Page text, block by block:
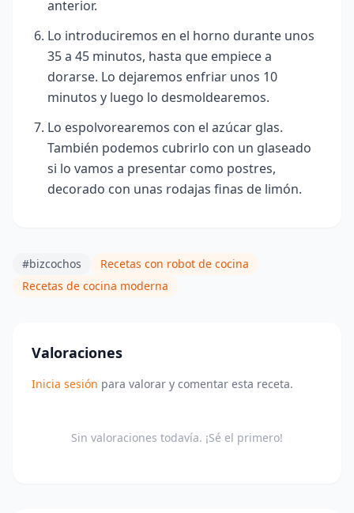
anterior.
Lo introduciremos en el horno durante unos
35 a 45 minutos, hasta que empiece a
dorarse. Lo dejaremos enfriar unos 10
minutos y luego lo desmoldearemos.
Lo espolvorearemos con el azúcar glas.
También podemos cubrirlo con un glaseado
si lo vamos a presentar como postres,
decorado con unas rodajas finas de limón.
#bizcochos
Recetas con robot de cocina
Recetas de cocina moderna
Valoraciones
Inicia sesión para valorar y comentar esta receta.
Sin valoraciones todavía. ¡Sé el primero!